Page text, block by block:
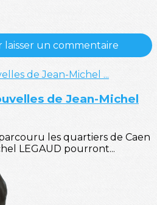
un commentaire
de Jean-Michel
les quartiers de Caen
LEGAUD pourront...